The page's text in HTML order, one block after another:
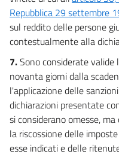
Repubblica 29 settembre
sul reddito delle persone
contestualmente alla
7.Sono considerate
novanta giorni dalla
l'applicazione delle
dichiarazioni presentate
si considerano omesse,
la riscossione delle
esse indicati e delle